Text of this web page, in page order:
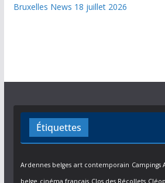
Bruxelles News 18 juillet 2026
Étiquettes
Ardennes belges art contemporain Campings
belge cinéma français Clos des Récollets